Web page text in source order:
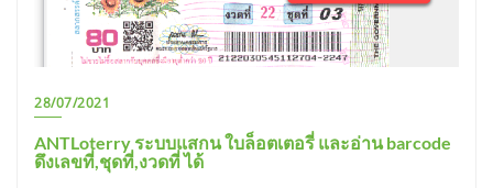
28/07/2021
ANTLoterry ระบบแสกน ใบล็อตเตอรี่ และอ่าน barcode
ดึงเลขที่,ชุดที่,งวดที่ ได้